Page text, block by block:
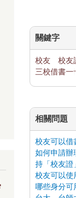
關鍵字
校友 校友
三校借書一
相關問題
校友可以借
如何申請辦
持「校友證
校友可以使
哪些身分可